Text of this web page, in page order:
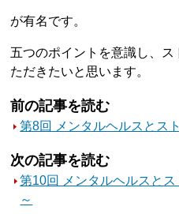
が有名です。
五つのポイントを意識し、
ただきたいと思います。
前の記事を読む
第8回 メンタルヘルスとス
次の記事を読む
第10回 メンタルヘルスと
～